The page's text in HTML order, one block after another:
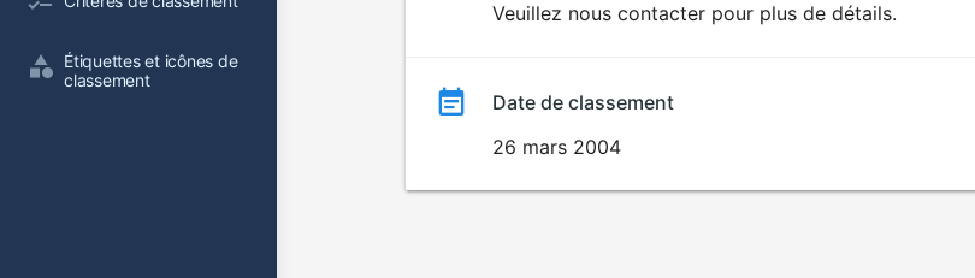
Étiquettes et icônes de
classement
Veuillez nous contacter pour plus de détails.
Date de classement
26 mars 2004